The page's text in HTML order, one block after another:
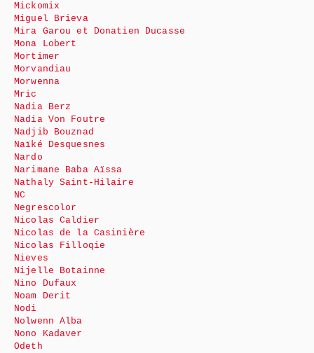
Mickomix
Miguel Brieva
Mira Garou et Donatien Ducasse
Mona Lobert
Mortimer
Morvandiau
Morwenna
Mric
Nadia Berz
Nadia Von Foutre
Nadjib Bouznad
Naïké Desquesnes
Nardo
Narimane Baba Aïssa
Nathaly Saint-Hilaire
NC
Negrescolor
Nicolas Caldier
Nicolas de la Casinière
Nicolas Filloqie
Nieves
Nijelle Botainne
Nino Dufaux
Noam Derit
Nodi
Nolwenn Alba
Nono Kadaver
Odeth